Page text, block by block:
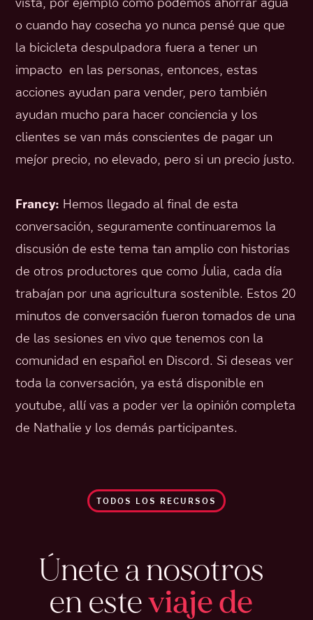
o cuando hay cosecha yo nunca pensé que que
la bicicleta despulpadora fuera a tener un
impacto en las personas, entonces, estas
acciones ayudan para vender, pero también
ayudan mucho para hacer conciencia y los
clientes se van más conscientes de pagar un
mejor precio, no elevado, pero si un precio justo.
Francy: Hemos llegado al final de esta
conversación, seguramente continuaremos la
discusión de este tema tan amplio con historias
de otros productores que como Julia, cada día
trabajan por una agricultura sostenible. Estos 20
minutos de conversación fueron tomados de una
de las sesiones en vivo que tenemos con la
comunidad en español en Discord. Si deseas ver
toda la conversación, ya está disponible en
youtube, allí vas a poder ver la opinión completa
de Nathalie y los demás participantes.
TODOS LOS RECURSOS
Únete a nosotros
en esteviaje de